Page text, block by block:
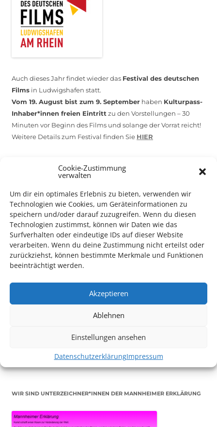
Cookie-Zustimmung
verwalten
Um dir ein optimales Erlebnis zu bieten, verwenden wir
Technologien wie Cookies, um Geräteinformationen zu
speichern und/oder darauf zuzugreifen. Wenn du diesen
Technologien zustimmst, können wir Daten wie das
Surfverhalten oder eindeutige IDs auf dieser Website
verarbeiten. Wenn du deine Zustimmung nicht erteilst oder
zurückziehst, können bestimmte Merkmale und Funktionen
beeinträchtigt werden.
Akzeptieren
Ablehnen
Einstellungen ansehen
DatenschutzerklärungImpressum
Auch dieses Jahr findet wieder das Festival des deutschen
Films in Ludwigshafen statt.
Vom 19. August bist zum 9. September haben Kulturpass-
Inhaber*innen freien Eintritt zu den Vorstellungen – 30
Minuten vor Beginn des Films und solange der Vorrat reicht!
Weitere Details zum Festival finden Sie HIER
DIGITAL KULTURPASS BEANTRAGEN
NEU: DOWNLOAD UND DIGITAL BEANTRAGEN!
Den Kulturpass können Sie jetzt auch digital beantragen.
Dazu füllen Sie das Antragsformular aus und schicken
esunterschriebenzusammen mit dem
info@kulturparkett-rhein-neckar.de
vor dem Senden abspeichern
Abholung des Kulturpasses machen Sie bitte einen
“Kulturpass Abholung”
WIR SIND UNTERZEICHNER*INNEN DER MANNHEIMER ERKLÄRUNG